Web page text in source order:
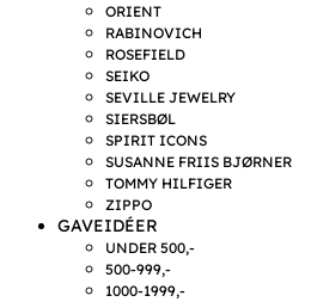
ORIENT
RABINOVICH
ROSEFIELD
SEIKO
SEVILLE JEWELRY
SIERSBØL
SPIRIT ICONS
SUSANNE FRIIS BJØRNER
TOMMY HILFIGER
ZIPPO
GAVEIDÉER
UNDER 500,-
500-999,-
1000-1999,-